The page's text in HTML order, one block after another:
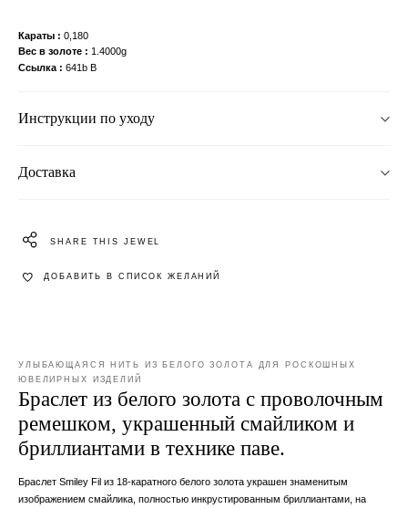
Караты
0,180
Вес в золоте
1.4000g
Ссылка
641b B
Инструкции по уходу
Доставка
SHARE THIS JEWEL
ДОБАВИТЬ В СПИСОК ЖЕЛАНИЙ
УЛЫБАЮЩАЯСЯ НИТЬ ИЗ БЕЛОГО ЗОЛОТА ДЛЯ РОСКОШНЫХ
ЮВЕЛИРНЫХ ИЗДЕЛИЙ
Браслет из белого золота с проволочным
ремешком, украшенный смайликом и
бриллиантами в технике паве.
Браслет Smiley Fil из 18-каратного белого золота украшен знаменитым
изображением смайлика, полностью инкрустированным бриллиантами, на